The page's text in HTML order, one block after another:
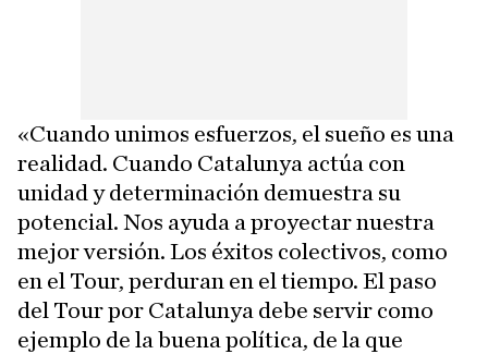
«Cuando unimos esfuerzos, el sueño es una
realidad. Cuando Catalunya actúa con
unidad y determinación demuestra su
potencial. Nos ayuda a proyectar nuestra
mejor versión. Los éxitos colectivos, como
en el Tour, perduran en el tiempo. El paso
del Tour por Catalunya debe servir como
ejemplo de la buena política, de la que